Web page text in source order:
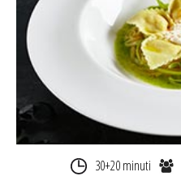
30+20 minuti